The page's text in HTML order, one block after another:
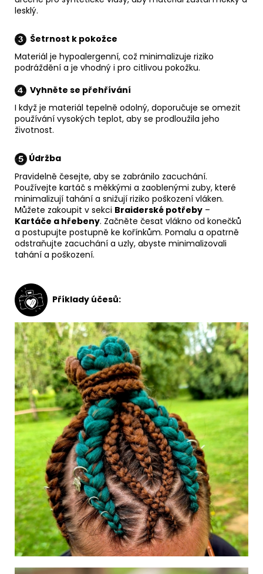
lesklý.
Šetrnost k pokožce
Materiál je hypoalergenní, což minimalizuje riziko
podráždění a je vhodný i pro citlivou pokožku.
Vyhněte se přehřívání
I když je materiál tepelně odolný, doporučuje se omezit
používání vysokých teplot, aby se prodloužila jeho
životnost.
Údržba
Pravidelně česejte, aby se zabránilo zacuchání.
Používejte kartáč s měkkými a zaoblenými zuby, které
minimalizují tahání a snižují riziko poškození vláken.
Můžete zakoupit v sekci Braiderské potřeby –
Kartáče a hřebeny. Začněte česat vlákno od konečků
a postupujte postupně ke kořínkům. Pomalu a opatrně
odstraňujte zacuchání a uzly, abyste minimalizovali
tahání a poškození.
Příklady účesů: